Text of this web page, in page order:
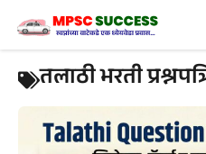
content
तलाठी भरती